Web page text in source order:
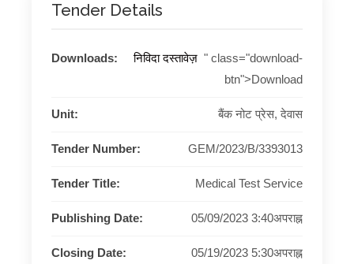
Tender Details
Downloads: निविदा दस्तावेज़ " class="download-
btn">Download
Unit: बैंक नोट प्रेस, देवास
Tender Number: GEM/2023/B/3393013
Tender Title: Medical Test Service
Publishing Date: 05/09/2023 3:40अपराह्न
Closing Date: 05/19/2023 5:30अपराह्न